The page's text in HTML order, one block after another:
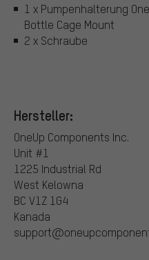
1 x Pumpenhalterung
Bottle Cage Mount
2 x Schraube
Hersteller:
OneUp Components Inc.
Unit #1
1225 Industrial Rd
West Kelowna
BC V1Z 1G4
Kanada